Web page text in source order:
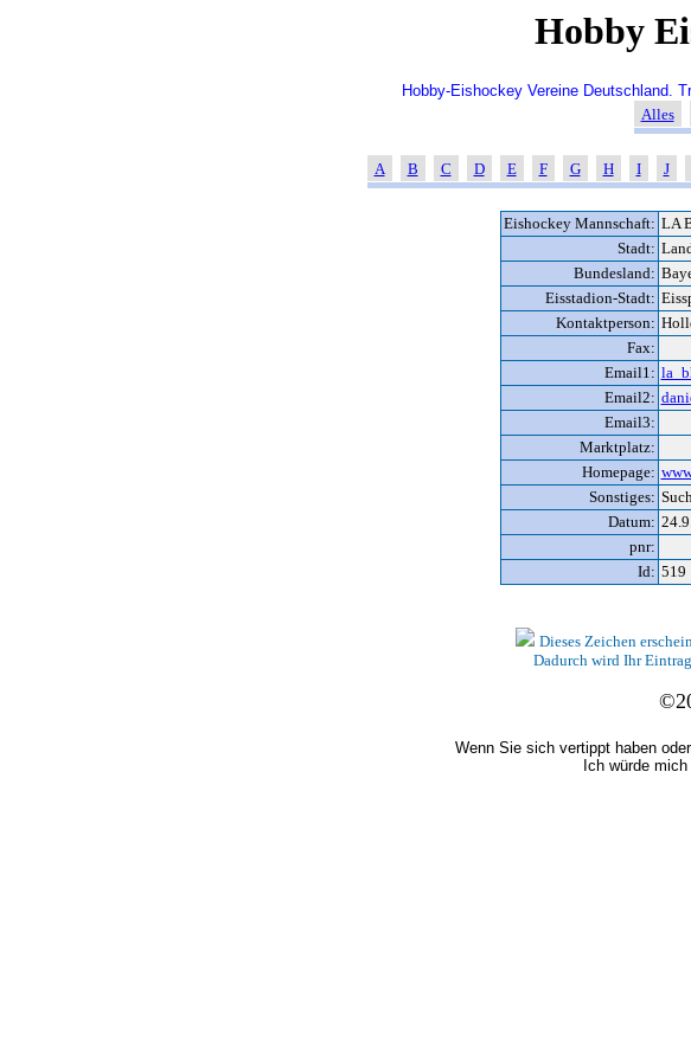
Hobby
Hobby-Eishockey Vereine Deutschland.
Alles
A B C D E F G H I J
Eishockey Mannschaft: LA
Stadt:
Bundesland:
Eisstadion-Stadt:
Kontaktperson:
Fax:
Email1:
Email2:
Email3:
Marktplatz:
Homepage:
Sonstiges:
Datum:
pnr:
Id: 519
Dieses Zeichen
Dadurch wird Ihr
Wenn Sie sich vertippt haben
Ich würde